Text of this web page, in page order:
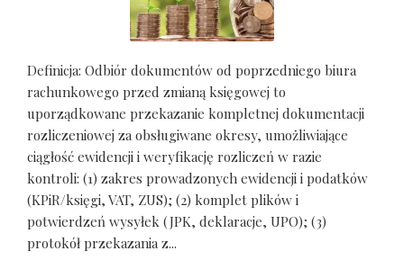
Definicja: Odbiór dokumentów od poprzedniego biura
rachunkowego przed zmianą księgowej to
uporządkowane przekazanie kompletnej dokumentacji
rozliczeniowej za obsługiwane okresy, umożliwiające
ciągłość ewidencji i weryfikację rozliczeń w razie
kontroli: (1) zakres prowadzonych ewidencji i podatków
(KPiR/księgi, VAT, ZUS); (2) komplet plików i
potwierdzeń wysyłek (JPK, deklaracje, UPO); (3)
protokół przekazania z...